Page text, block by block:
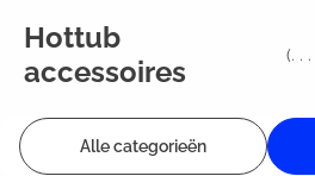
Hottub
accessoires
(. . .
Alle categorieën